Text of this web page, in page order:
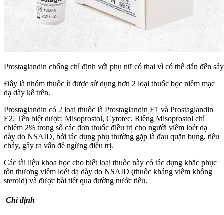
Prostaglandin chống chỉ định với phụ nữ có thai vì có thể dẫn đến
Đây là nhóm thuốc ít được sử dụng hơn 2 loại thuốc bọc niêm mạc
dạ dày kể trên.
Prostaglandin có 2 loại thuốc là Prostaglandin E1 và Prostaglandin
E2. Tên biệt dược: Misoprostol, Cytotec. Riêng Misoprostol chỉ
chiếm 2% trong số các đơn thuốc điều trị cho người viêm loét dạ
dày do NSAID, bởi tác dụng phụ thường gặp là đau quặn bụng, tiêu
chảy, gây ra vấn đề ngừng điều trị.
Các tài liệu khoa học cho biết loại thuốc này có tác dụng khắc phục
tổn thương viêm loét dạ dày do NSAID (thuốc kháng viêm không
steroid) và được bài tiết qua đường nước tiểu.
Chỉ định